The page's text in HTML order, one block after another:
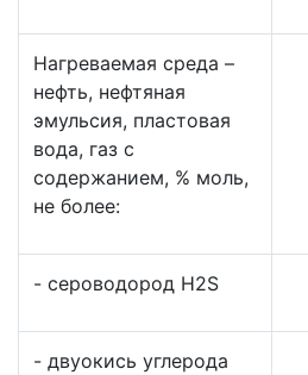
Нагреваемая среда –
нефть, нефтяная
эмульсия, пластовая
вода, газ с
содержанием, % моль,
не более:
- сероводород H2S
- двуокись углерода